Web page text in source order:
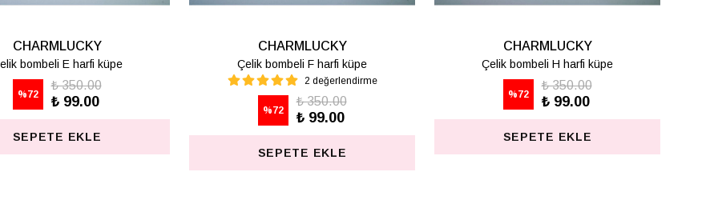
küpe
CHARMLUCKY
Çelik bombeli K harfi küpe
₺ 350.00
SEPETE EKLE
CHARMLUCKY
Çelik bombeli M harfi lüpe
1 değerlendirme
₺ 350.00
₺ 99.00
SEPETE EKLE